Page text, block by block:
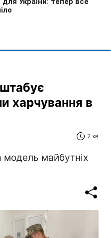
харчування в
2 хв
майбутніх